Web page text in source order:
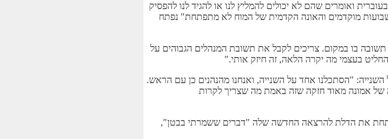
ואומרים שהם לא יכולים להמליץ לנו או להגיד לנו להפסיק
מוקדמים והאונה הקדמית של המוח לא מתפתחת" נפתח
בו במקום. צריכים לקבל את תשובת המנהלים הגבוהים על
בעצמי מה יקרה הלאה, זה חיזק אותי."
"הסתכלנו אחד על השנייה, ואנחנו מהנהנים כן עם הראש.
של אמונה מאוד חזקה שזה באמת מה שצריך לקרות
לשעבר לאחר חששות ולבטים רבים, פותחת את הדלת להרצאה החדשה שלה "דברים ששמרתי בבטן",